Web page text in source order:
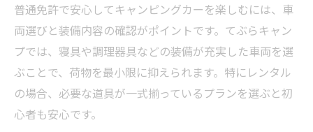
普通免許で安心してキャンピングカーを楽しむには、車
両選びと装備内容の確認がポイントです。てぶらキャン
プでは、寝具や調理器具などの装備が充実した車両を選
ぶことで、荷物を最小限に抑えられます。特にレンタル
の場合、必要な道具が一式揃っているプランを選ぶと初
心者も安心です。